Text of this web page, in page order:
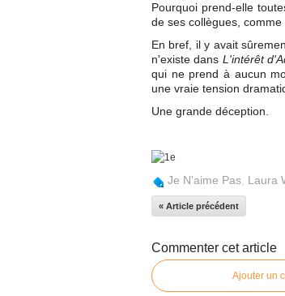
Pourquoi prend-elle
de ses collègues,
En bref, il y avait
n'existe dans L'intérêt
qui ne prend à aucun
une vraie tension
Une grande déception.
Je N'aime Pas Laura
« Article précédent
Commenter cet article
Ajouter un